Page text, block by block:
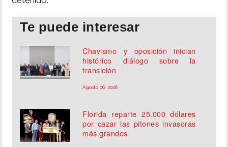
Te puede interesar
Chavismo y oposición inician
histórico diálogo sobre la
transición
Agosto 06, 2026
Florida reparte 25.000 dólares
por cazar las pitones invasoras
más grandes